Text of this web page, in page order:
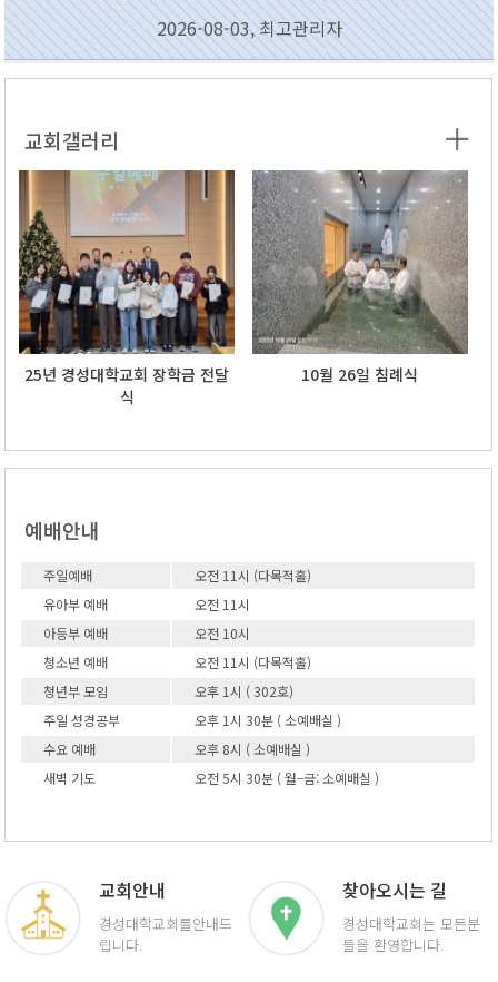
2026-08-03, 최고관리자
교회갤러리
25년 경성대학교회 장학금 전달
식
10월 26일 침례식
예배안내
주일예배
오전 11시 (다목적홀)
유아부 예배
오전 11시
아등부 예배
오전 10시
청소년 예배
오전 11시 (다목적홀)
청년부 모임
오후 1시 ( 302호)
주일 성경공부
오후 1시 30분 ( 소예배실 )
수요 예배
오후 8시 ( 소예배실 )
새벽 기도
오전 5시 30분 ( 월–금: 소예배실 )
교회안내
경성대학교회를안내드
립니다.
찾아오시는 길
경성대학교회는 모든분
들을 환영합니다.